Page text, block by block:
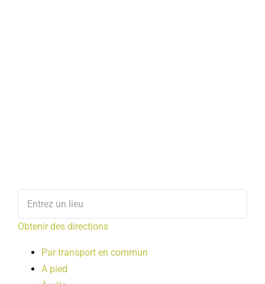
Obtenir des directions
Par transport en commun
A pied